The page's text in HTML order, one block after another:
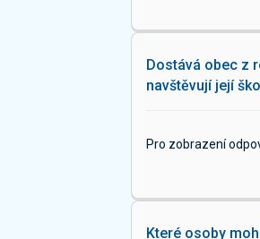
Dostává obec z
navštěvují její
Pro zobrazení
Které osoby